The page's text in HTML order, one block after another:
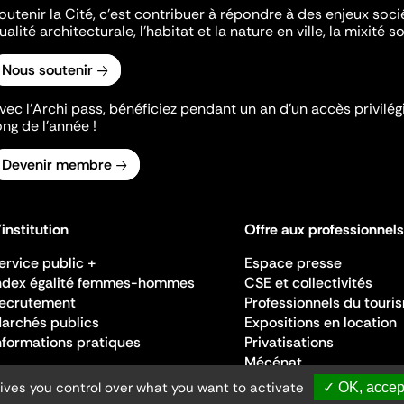
la Cité, c'est contribuer à répondre à des enjeux
architecturale, l'habitat et la nature en ville, la mixité
Nous soutenir
l’Archi pass, bénéficiez pendant un an d’un accès
de l’année !
Devenir membre
public +
égalité femmes-hommes
publics
pratiques
Offre aux professionnels
Espace presse
CSE et collectivités
Professionnels du
Expositions en location
Privatisations
Mécénat
you control over what you want to activate ✓ OK,